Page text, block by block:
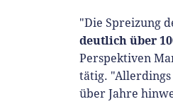
"Die Spreizung
deutlich über
Perspektiven
tätig. "Allerdings
über Jahre